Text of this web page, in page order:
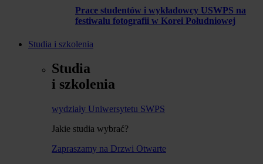
Prace studentów i wykładowcy USWPS na
festiwalu fotografii w Korei Południowej
Studia i szkolenia
Studia
i szkolenia
wydziały Uniwersytetu SWPS
Jakie studia wybrać?
Zapraszamy na Drzwi Otwarte